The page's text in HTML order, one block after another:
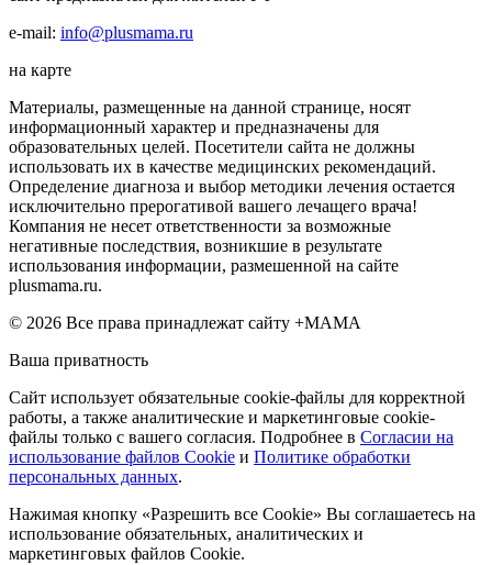
e-mail: info@plusmama.ru
на карте
Материалы, размещенные на данной странице, носят
информационный характер и предназначены для
образовательных целей. Посетители сайта не должны
использовать их в качестве медицинских рекомендаций.
Определение диагноза и выбор методики лечения остается
исключительно прерогативой вашего лечащего врача!
Компания не несет ответственности за возможные
негативные последствия, возникшие в результате
использования информации, размешенной на сайте
plusmama.ru.
© 2026 Все права принадлежат сайту +МАМА
Ваша приватность
Сайт использует обязательные cookie-файлы для корректной
работы, а также аналитические и маркетинговые cookie-
файлы только с вашего согласия. Подробнее в Согласии на
использование файлов Cookie и Политике обработки
персональных данных.
Нажимая кнопку «Разрешить все Cookie» Вы соглашаетесь на
использование обязательных, аналитических и
маркетинговых файлов Cookie.